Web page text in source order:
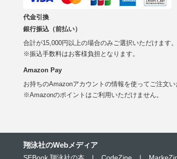
代金引換
銀行振込（前払い）
合計が15,000円以上の場合のみご選択いただけます。
※振込手数料はお客様負担となります。
Amazon Pay
お持ちのAmazonアカウントの情報を使ってご注文い
※Amazonのポイントはご利用いただけません。
翔泳社のWebメディア
SEBook 翔泳社の本 | CodeZine |